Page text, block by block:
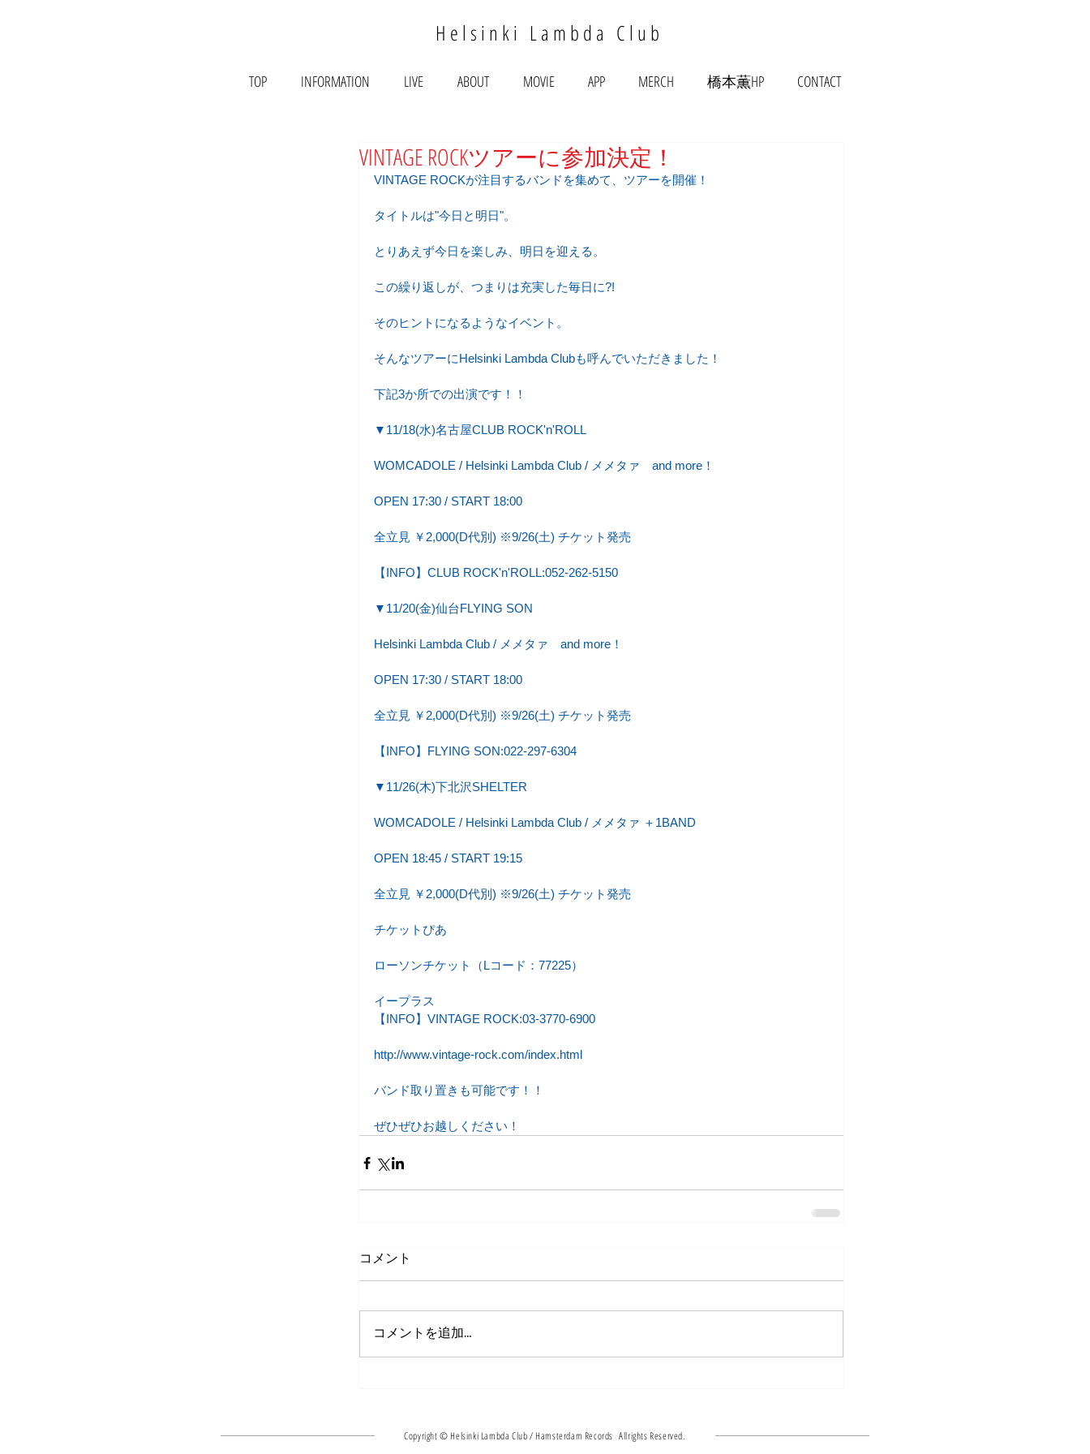
Helsinki Lambda Club
TOP INFORMATION LIVE ABOUT MOVIE APP MERCH 橋本薫HP CONTACT
VINTAGE ROCKツアーに参加決定！
VINTAGE ROCKが注目するバンドを集めて、ツアーを開催！
タイトルは"今日と明日"。
とりあえず今日を楽しみ、明日を迎える。
この繰り返しが、つまりは充実した毎日に?!
そのヒントになるようなイベント。
そんなツアーにHelsinki Lambda Clubも呼んでいただきました！
下記3か所での出演です！！
▼11/18(水)名古屋CLUB ROCK'n'ROLL
WOMCADOLE / Helsinki Lambda Club / メメタァ　and more！
OPEN 17:30 / START 18:00
全立見 ￥2,000(D代別) ※9/26(土) チケット発売
【INFO】CLUB ROCK'n'ROLL:052-262-5150
▼11/20(金)仙台FLYING SON
Helsinki Lambda Club / メメタァ　and more！
OPEN 17:30 / START 18:00
全立見 ￥2,000(D代別) ※9/26(土) チケット発売
【INFO】FLYING SON:022-297-6304
▼11/26(木)下北沢SHELTER
WOMCADOLE / Helsinki Lambda Club / メメタァ ＋1BAND
OPEN 18:45 / START 19:15
全立見 ￥2,000(D代別) ※9/26(土) チケット発売
チケットぴあ
ローソンチケット（Lコード：77225）
イープラス
【INFO】VINTAGE ROCK:03-3770-6900
http://www.vintage-rock.com/index.html
バンド取り置きも可能です！！
ぜひぜひお越しください！
コメント
コメントを追加…
Copyright © Helsinki Lambda Club / Hamsterdam Records Allrights Reserved.